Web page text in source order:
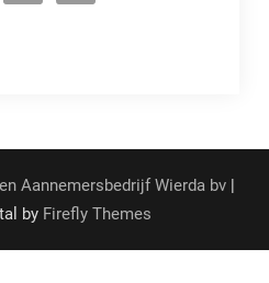
Aannemersbedrijf Wierda bv |
by Firefly Themes